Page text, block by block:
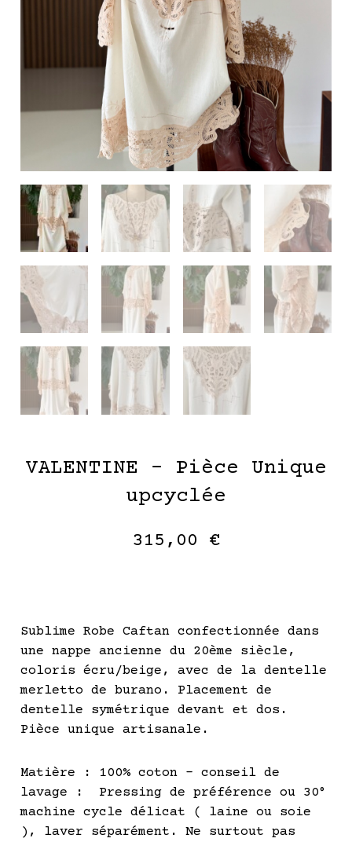
VALENTINE – Pièce Unique
upcyclée
315,00 €
Sublime Robe Caftan confectionnée dans
une nappe ancienne du 20ème siècle,
coloris écru/beige, avec de la dentelle
merletto de burano. Placement de
dentelle symétrique devant et dos.
Pièce unique artisanale.
Matière : 100% coton – conseil de
lavage : Pressing de préférence ou 30°
machine cycle délicat ( laine ou soie
), laver séparément. Ne surtout pas